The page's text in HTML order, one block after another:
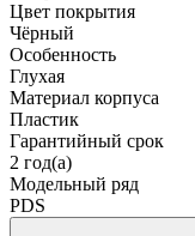
Цвет покрытия
Чёрный
Особенность
Глухая
Материал корпуса
Пластик
Гарантийный срок
2 год(а)
Модельный ряд
PDS